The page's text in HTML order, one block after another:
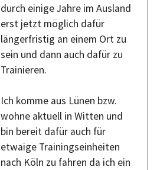
durch einige Jahre im Ausland
erst jetzt möglich dafür
längerfristig an einem Ort zu
sein und dann auch dafür zu
Trainieren.
Ich komme aus Lünen bzw.
wohne aktuell in Witten und
bin bereit dafür auch für
etwaige Trainingseinheiten
nach Köln zu fahren da ich ein